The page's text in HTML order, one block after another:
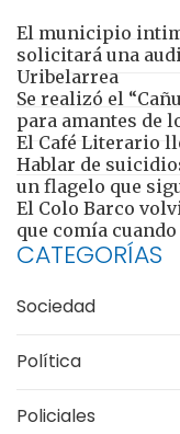
El municipio
solicitará una
Uribelarrea
Se realizó el
para amantes de
El Café Literario
Hablar de
un flagelo que
El Colo Barco
que comía
CATEGORÍAS
Sociedad
Política
Policiales